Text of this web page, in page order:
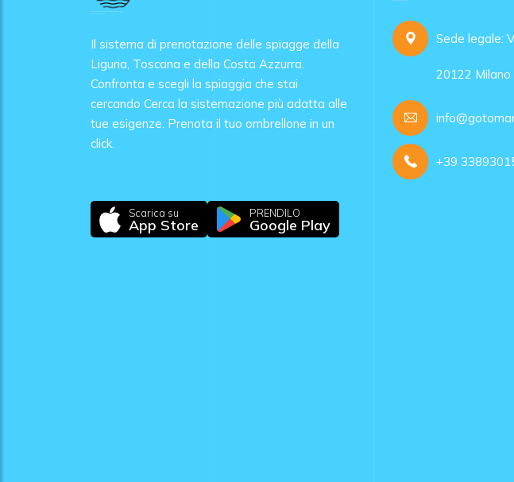
Il sistema di prenotazione delle spiagge della
Liguria, Toscana e della Costa Azzurra.
Confronta e scegli la spiaggia che stai
cercando Cerca la sistemazione più adatta alle
tue esigenze. Prenota il tuo ombrellone in un
click.
Scarica su
App Store
PRENDILO
Google Play
Sede legale:
20122 Milano
+39